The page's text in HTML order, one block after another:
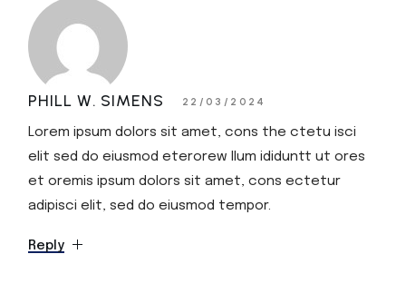
PHILL W. SIMENS 22/03/2024
Lorem ipsum dolors sit amet, cons the ctetu isci
elit sed do eiusmod eterorew llum ididuntt ut ores
et oremis ipsum dolors sit amet, cons ectetur
adipisci elit, sed do eiusmod tempor.
Reply